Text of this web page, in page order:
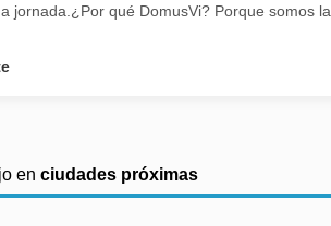
jornada.¿Por qué DomusVi? Porque somos la
en ciudades próximas